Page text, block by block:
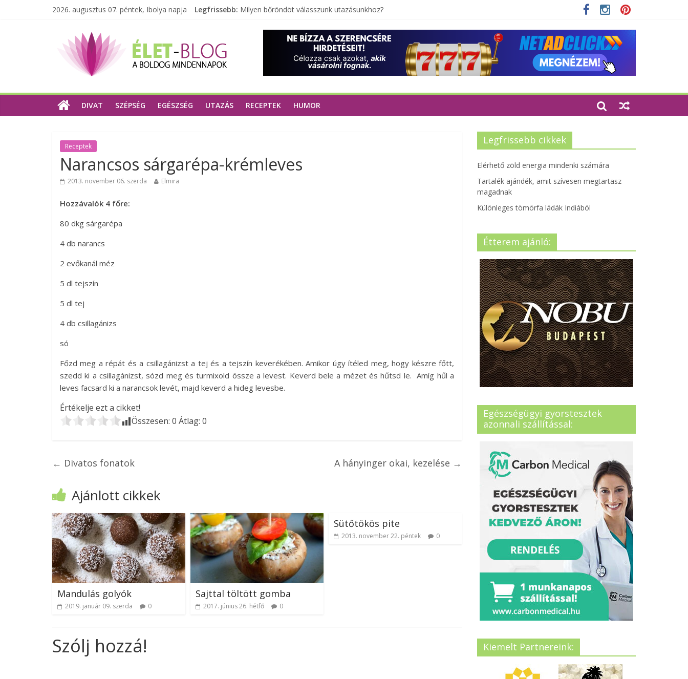
2026. augusztus 07. péntek, Ibolya napja Legfrissebb: Milyen bőröndöt válasszunk utazásunkhoz?
Tartalék ajándék, amit szívesen megtartasz magadnak
Különleges tömörfa ládák Indiából
A zöld forradalom: A mosó- és parfümtermékek környezetbarát szempontjainak erősítése
DIVAT SZÉPSÉG EGÉSZSÉG UTAZÁS RECEPTEK HUMOR
Receptek
Narancsos sárgarépa-krémleves
2013. november 06. szerda Elmira
Hozzávalók 4 főre:
80 dkg sárgarépa
4 db narancs
2 evőkanál méz
5 dl tejszín
5 dl tej
4 db csillagánizs
só
Főzd meg a répát és a csillagánizst a tej és a tejszín keverékében. Amikor úgy ítéled meg, hogy készre főtt,
szedd ki a csillagánizst, sózd meg és turmixold össze a levest. Keverd bele a mézet és hűtsd le. Amíg hűl a
leves facsard ki a narancsok levét, majd keverd a hideg levesbe.
Értékelje ezt a cikket!
Összesen: 0 Átlag: 0
← Divatos fonatok A hányinger okai, kezelése →
Ajánlott cikkek
Mandulás golyók
2019. január 09. szerda 0
Sajttal töltött gomba
2017. június 26. hétfő 0
Sütőtökös pite
2013. november 22. péntek 0
Szólj hozzá!
Legfrissebb cikkek
Elérhető zöld energia mindenki számára
Tartalék ajándék, amit szívesen megtartasz
magadnak
Különleges tömörfa ládák Indiából
Étterem ajánló:
Egészségügyi gyorstesztek
azonnali szállítással:
Kiemelt Partnereink: